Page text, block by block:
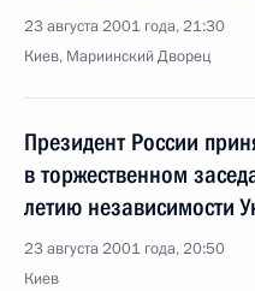
23 августа 2001 года, 21:30
Киев, Мариинский Дворец
Президент России
в торжественном
летию независимости
23 августа 2001 года, 20:50
Киев